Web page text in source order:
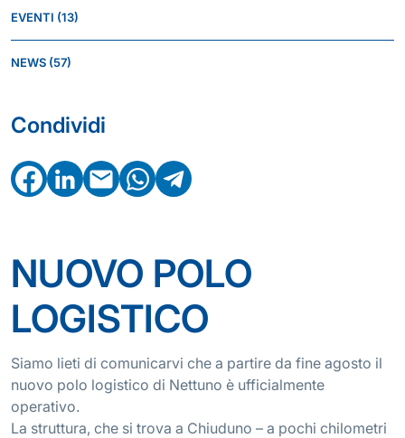
EVENTI (13)
NEWS (57)
Condividi
Facebook
LinkedIn
EmailWhatsApp
Telegram
NUOVO POLO
LOGISTICO
Siamo lieti di comunicarvi che a partire da fine agosto il
nuovo polo logistico di Nettuno è ufficialmente
operativo.
La struttura, che si trova a Chiuduno – a pochi chilometri